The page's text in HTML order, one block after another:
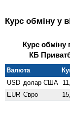
Курс обміну у
Курс обміну
КБ
Валюта
USD долар США
EUR Євро